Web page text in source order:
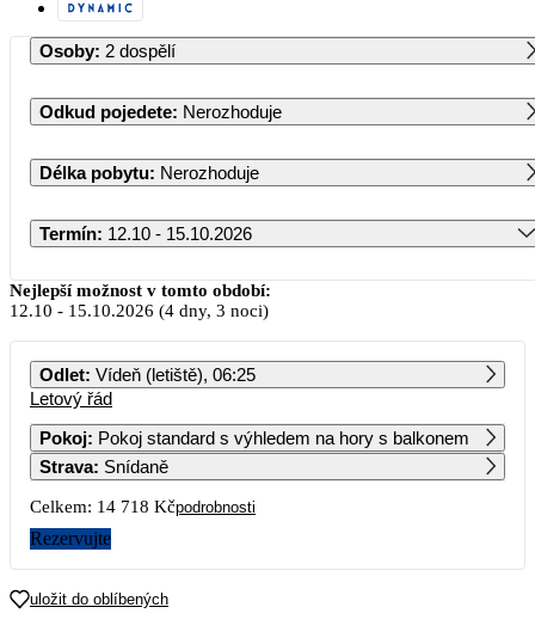
Osoby: 2 dospělí
Odkud pojedete: Nerozhoduje
Délka pobytu: Nerozhoduje
Termín: 12.10 - 15.10.2026
Říjen 2026
PO ÚT ST ČT PÁ SO NE
12 719 10 779 9 429 13 639
5 6
12
7 359
19 20
Nejlepší možnost v tomto období:
12.10 - 15.10.2026 (4 dny, 3 noci)
Odlet: Vídeň (letiště), 06:25
Letový řád
Pokoj:
Pokoj standard s výhledem na hory s balkonem
Strava: Snídaně
Celkem: 14 718 Kčpodrobnosti
Rezervujte
uložit do oblíbených